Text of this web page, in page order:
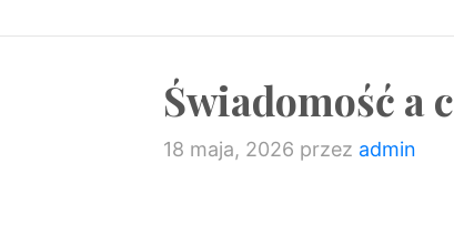
Świadomość a
18 maja, 2026 przez admin